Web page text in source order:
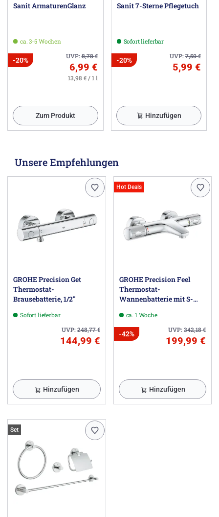
Sanit ArmaturenGlanz
ca. 3-5 Wochen
UVP:8,78€
-20%
6,99 €
13,98 € / 1 l
Zum Produkt
Sanit 7-Sterne Pflegetuch
Sofort lieferbar
UVP:7,50€
-20%
5,99 €
Hinzufügen
Unsere Empfehlungen
GROHE Precision Get
Thermostat-
Brausebatterie, 1/2"
Sofort lieferbar
UVP:248,77€
144,99 €
Hinzufügen
Hot Deals
GROHE Precision Feel
Thermostat-
Wannenbatterie mit S-
ca. 1 Woche
UVP:342,18€
-42%
199,99 €
Hinzufügen
Set